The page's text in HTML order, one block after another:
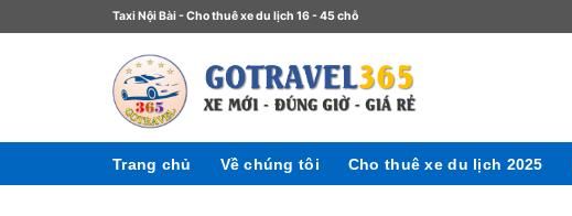
Taxi Nội Bài - Cho thuê xe du lịch 16 - 45 chỗ
Trang chủ Về chúng tôi Cho thuê xe du lịch 2025